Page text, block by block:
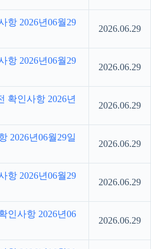
항 2026년06월29
2026.06.29
항 2026년06월29
2026.06.29
확인사항 2026년
2026.06.29
2026년06월29일
2026.06.29
항 2026년06월29
2026.06.29
인사항 2026년06
2026.06.29